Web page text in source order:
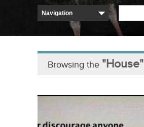
Browsing the "House"